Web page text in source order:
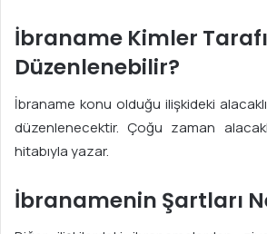
İbraname Kimler
Düzenlenebilir?
İbraname konu olduğu ilişkideki
düzenlenecektir. Çoğu zaman
hitabıyla yazar.
İbranamenin Şartları